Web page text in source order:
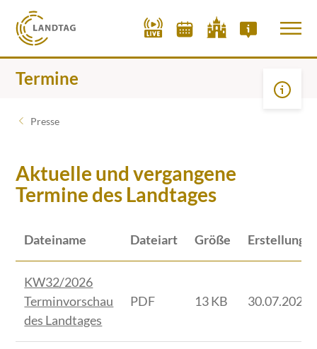
Termine
Presse
Aktuelle und vergangene
Termine des Landtages
Dateiname Dateiart Größe
KW32/2026
Terminvorschau
des Landtages
PDF 13 KB 30.07.2026